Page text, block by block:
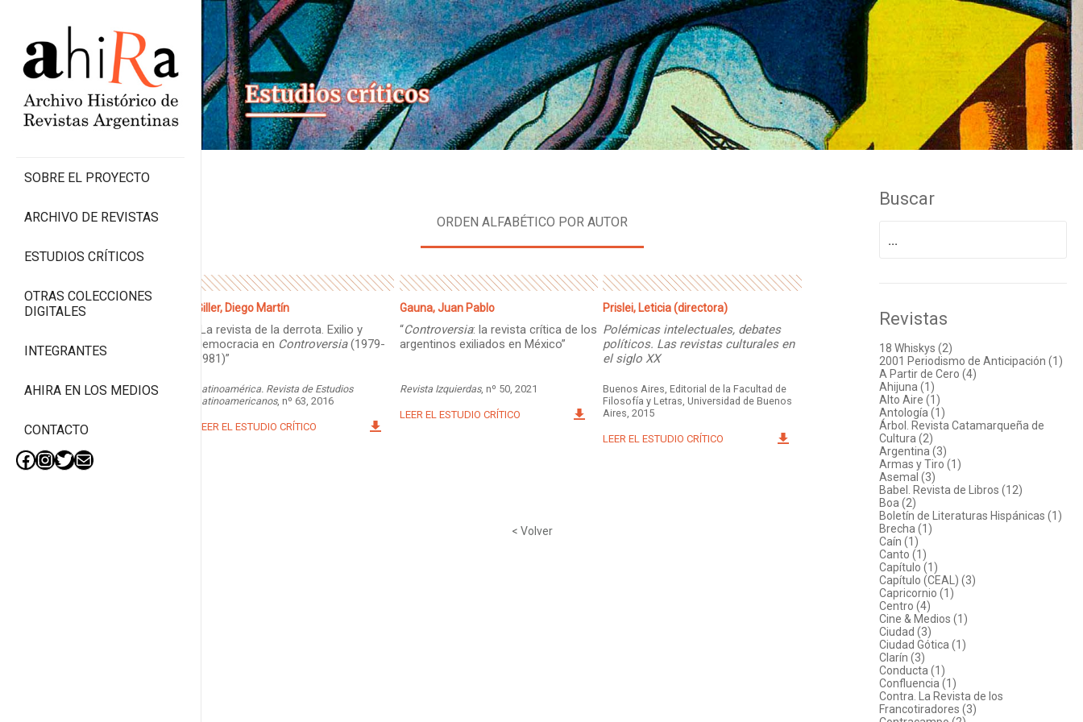
Skip
to
content
SOBRE EL PROYECTO
ARCHIVO DE REVISTAS
ESTUDIOS CRÍTICOS
OTRAS COLECCIONES
DIGITALES
INTEGRANTES
AHIRA EN LOS MEDIOS
CONTACTO
Facebook
Instagram
Twitter
Mail
ORDEN ALFABÉTICO POR AUTOR
Giller, Diego Martín
“La revista de la derrota. Exilio y
democracia en Controversia(1979-
1981)”
Latinoamérica. Revista de Estudios
Latinoamericanos, nº 63, 2016
LEER EL ESTUDIO CRÍTICO
Gauna, Juan Pablo
“Controversia: la revista crítica de los
argentinos exiliados en México”
Revista Izquierdas, nº 50, 2021
LEER EL ESTUDIO CRÍTICO
Prislei, Leticia (directora)
Polémicas intelectuales, debates
políticos. Las revistas culturales en
el siglo XX
Buenos Aires, Editorial de la Facultad de
Filosofía y Letras, Universidad de Buenos
Aires, 2015
LEER EL ESTUDIO CRÍTICO
< Volver
Buscar
Revistas
18 Whiskys (2)
2001 Periodismo de Anticipación (1)
A Partir de Cero (4)
Ahijuna (1)
Alto Aire (1)
Antología (1)
Árbol. Revista Catamarqueña de
Cultura (2)
Argentina (3)
Armas y Tiro (1)
Asemal (3)
Babel. Revista de Libros (12)
Boa (2)
Boletín de Literaturas Hispánicas (1)
Brecha (1)
Caín (1)
Canto (1)
Capítulo (1)
Capítulo (CEAL) (3)
Capricornio (1)
Centro (4)
Cine & Medios (1)
Ciudad (3)
Ciudad Gótica (1)
Clarín (3)
Conducta (1)
Confluencia (1)
Contra. La Revista de los
Francotiradores (3)